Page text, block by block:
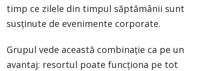
timp ce zilele din timpul săptămânii sunt
susținute de evenimente corporate.
Grupul vede această combinație ca pe un
avantaj: resortul poate funcționa pe tot